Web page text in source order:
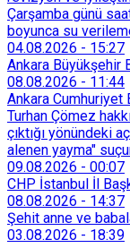
Çarşamba günü
boyunca su
04.08.2026 - 15:27
Ankara
08.08.2026 - 11:44
Ankara Cumhuriyet
Turhan Çömez
çıktığı yönündeki
alenen yayma"
duyurdu.
09.08.2026 - 00:07
CHP İstanbul İl
08.08.2026 - 14:37
Şehit anne ve
03.08.2026 - 18:39